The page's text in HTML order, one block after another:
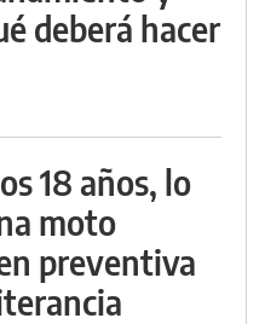
deberá hacer
18 años, lo
moto
preventiva